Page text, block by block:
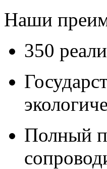
Наши
350
Полный